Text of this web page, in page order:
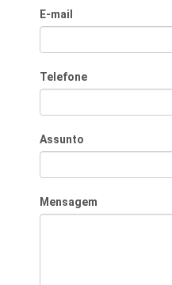
E-mail
Telefone
Assunto
Mensagem